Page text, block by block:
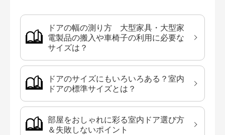
ドアの幅の測り方 大型家具・大型家
電製品の搬入や車椅子の利用に必要な
サイズは？
ドアのサイズにもいろいろある？室内
ドアの標準サイズとは？
部屋をおしゃれに彩る室内ドア選び方
＆失敗しないポイント